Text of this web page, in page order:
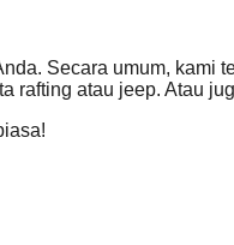
Secara umum, kami
rafting atau jeep. Atau